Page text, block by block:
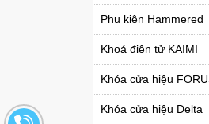
Phụ kiện Hammered
Khoá điện tử KAIMI
Khóa cửa hiệu
Khóa cửa hiệu Delta